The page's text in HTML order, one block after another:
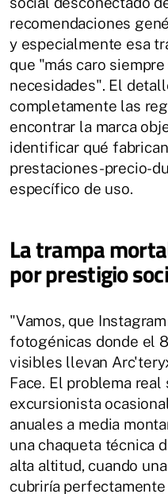
recomendaciones
y especialmente esa
que "más caro
necesidades". El
completamente las
encontrar la marca
identificar qué
prestaciones-precio-
específico de uso.
La trampa
por prestigio
"Vamos, que
fotogénicas donde el
visibles llevan
Face. El problema real
excursionista
anuales a media
una chaqueta técnica
alta altitud, cuando
cubriría